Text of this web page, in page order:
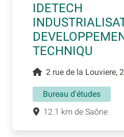
IDETECH
TECHNIQU
2 rue de la Louviere,
Bureau d'études
12.1 km de Saône